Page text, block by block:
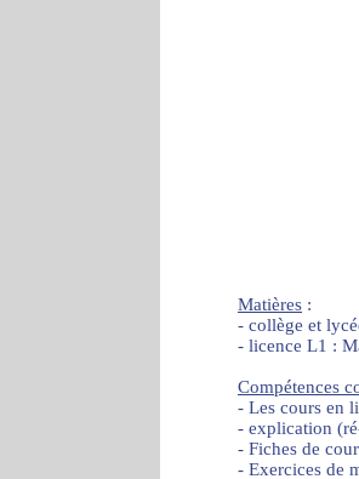
Matières :
- collège et
- licence L1 :
Compétences
- Les cours en
- explication
- Fiches de
- Exercices de